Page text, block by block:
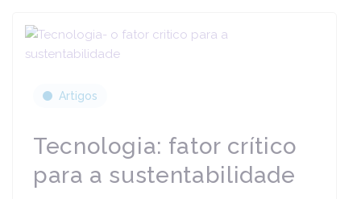
Artigos
Tecnologia: fator crítico
para a sustentabilidade